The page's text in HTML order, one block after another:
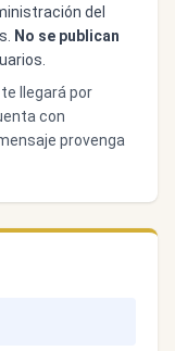
del
No se publican
llegará por
con
provenga